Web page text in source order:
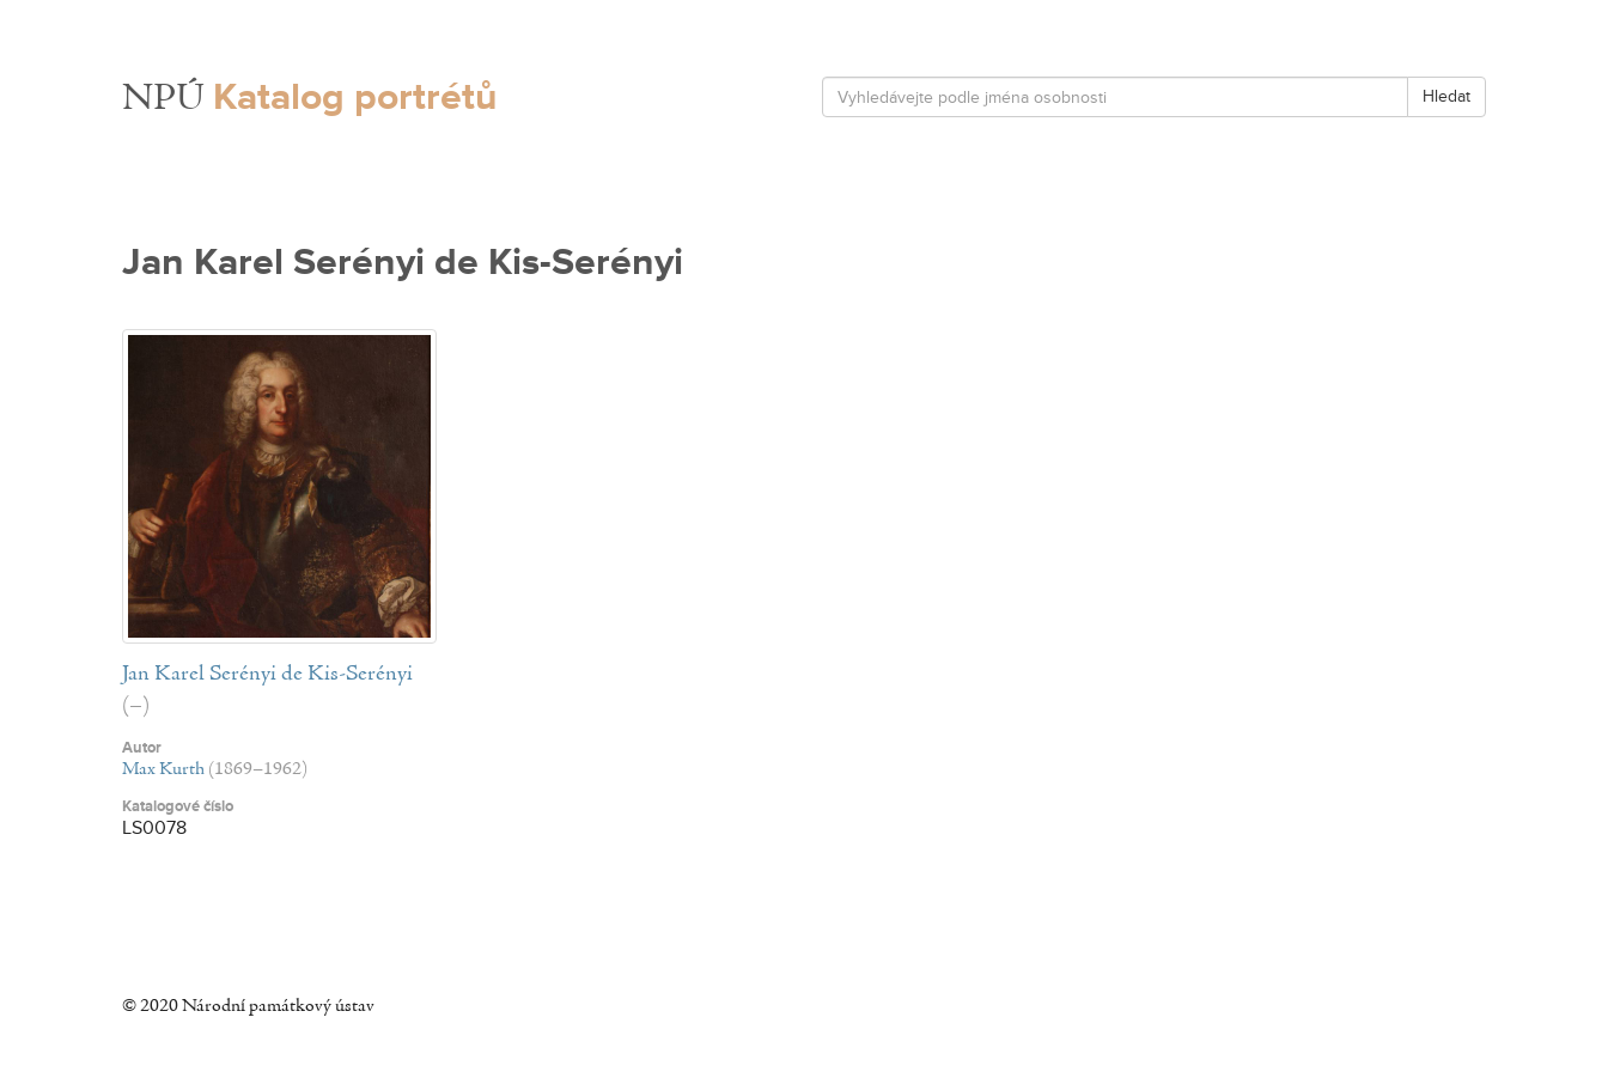
NPÚ Katalog portrétů Hledat
Jan Karel Serényi de Kis-Serényi
Jan Karel Serényi de Kis-Serényi
(–)
Autor
Max Kurth (1869–1962)
Katalogové číslo
LS0078
© 2020 Národní památkový ústav